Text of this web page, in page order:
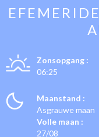
Zonsopgang :
06:25
Maanstand :
Asgrauwe maan
Volle maan :
27/08